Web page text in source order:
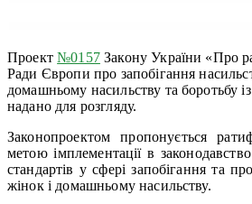
Проект№0157Закону України «Про
Ради Європи про запобігання
домашньому насильству та боротьбу
надано для розгляду.
Законопроектом пропонується
метою імплементації в
стандартів у сфері запобігання та
жінок і домашньому насильству.